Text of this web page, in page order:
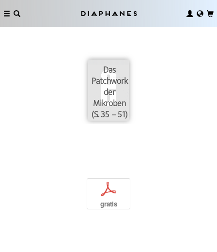
Diaphanes
Das
Patchwork
der
Mikroben
(S. 35 – 51)
p
gratis